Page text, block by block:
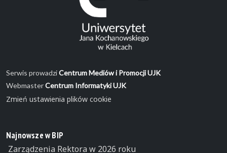
Serwis prowadziCentrum Mediów i Promocji UJK
WebmasterCentrum Informatyki UJK
Zmień ustawienia plików cookie
Najnowsze w BIP
Zarządzenia Rektora w 2026 roku